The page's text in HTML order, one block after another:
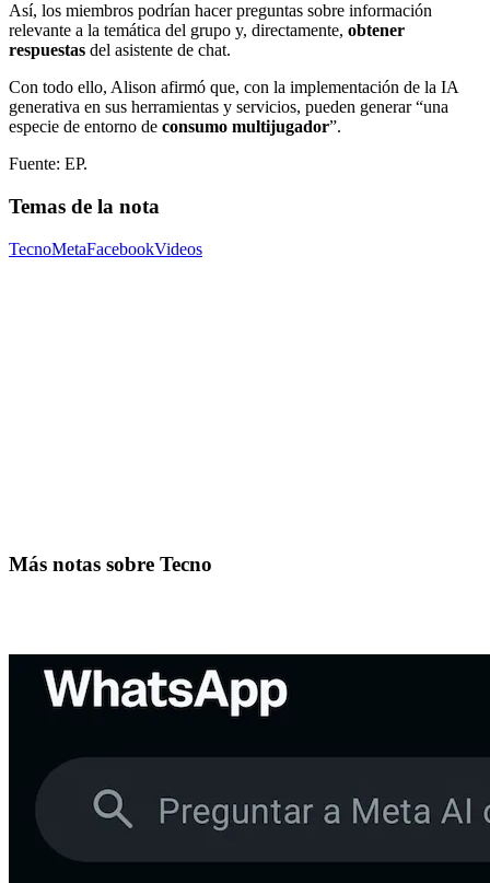
Así, los miembros podrían hacer preguntas sobre información
relevante a la temática del grupo y, directamente, obtener
respuestas del asistente de chat.
Con todo ello, Alison afirmó que, con la implementación de la IA
generativa en sus herramientas y servicios, pueden generar “una
especie de entorno de consumo multijugador”.
Fuente: EP.
Temas de la nota
TecnoMetaFacebookVideos
Más notas sobre Tecno